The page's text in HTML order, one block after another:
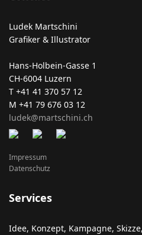
Ludek Martschini
Grafiker & Illustrator
Hans-Holbein-Gasse 1
CH-6004 Luzern
T +41 41 370 57 12
M +41 79 676 03 12
ludek@martschini.ch
Impressum
Datenschutz
Services
Idee, Konzept, Kampagne,